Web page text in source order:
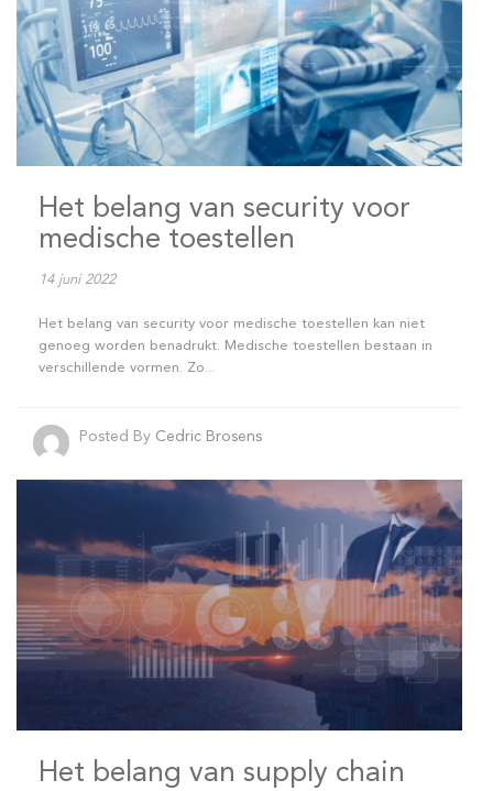
Het belang van security voor
medische toestellen
14 juni 2022
Het belang van security voor medische toestellen kan niet
genoeg worden benadrukt. Medische toestellen bestaan in
verschillende vormen. Zo...
Posted By Cedric Brosens
Het belang van supply chain